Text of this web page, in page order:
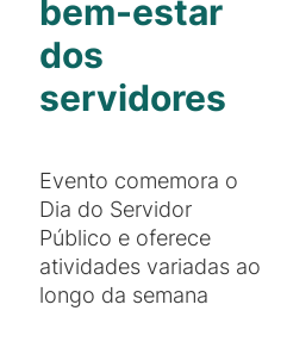
bem-estar
dos
servidores
Evento comemora o
Dia do Servidor
Público e oferece
atividades variadas ao
longo da semana